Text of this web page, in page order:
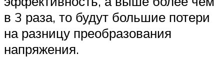
в 3 раза, то будут большие потери
на разницу преобразования
напряжения.